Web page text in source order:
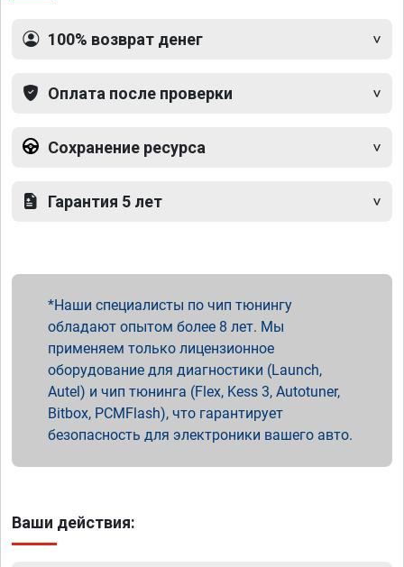
100% возврат денег
Оплата после проверки
Сохранение ресурса
Гарантия 5 лет
Наши специалисты по чип тюнингу
обладают опытом более 8 лет. Мы
применяем только лицензионное
оборудование для диагностики (Launch,
Autel) и чип тюнинга (Flex, Kess 3, Autotuner,
Bitbox, PCMFlash), что гарантирует
безопасность для электроники вашего авто.
Ваши действия: